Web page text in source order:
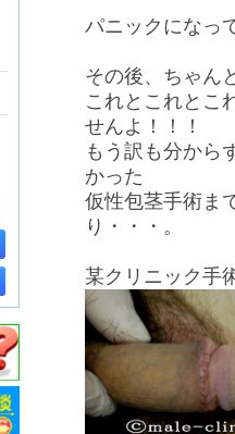
パニックになっ
その後、ちゃん
これとこれとこ
せんよ！！！
もう訳も分から
かった
仮性包茎手術ま
り・・・。
某クリニック手